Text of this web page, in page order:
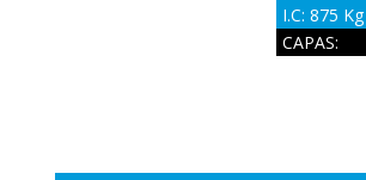
I.C: 875 Kg
CAPAS: